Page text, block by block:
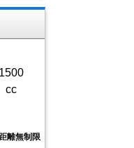
1500
cc
離無制限